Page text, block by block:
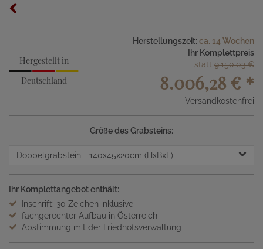
Hergestellt in
Deutschland
Herstellungszeit: ca. 14 Wochen
Ihr Komplettpreis
statt 9.150,03 €
8.006,28 € *
Versandkostenfrei
Größe des Grabsteins:
Doppelgrabstein - 140x45x20cm (HxBxT)
Ihr Komplettangebot enthält:
Inschrift: 30 Zeichen inklusive
fachgerechter Aufbau in Österreich
Abstimmung mit der Friedhofsverwaltung